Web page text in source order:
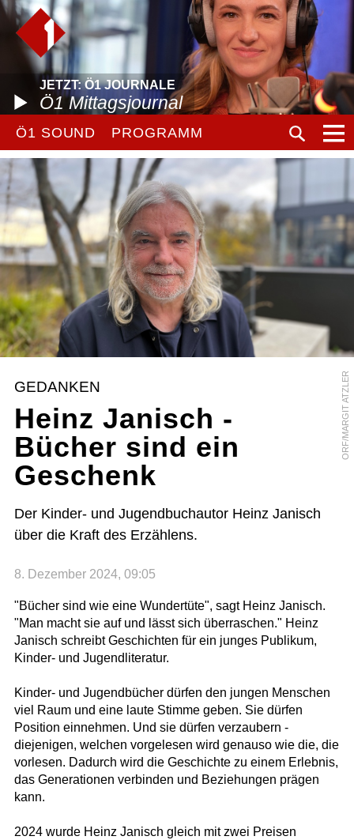
JETZT: Ö1 JOURNALE
Ö1 Mittagsjournal
Ö1 SOUND PROGRAMM
ORF/MARGIT ATZLER
GEDANKEN
Heinz Janisch -
Bücher sind ein
Geschenk
Der Kinder- und Jugendbuchautor Heinz Janisch
über die Kraft des Erzählens.
8. Dezember 2024, 09:05
"Bücher sind wie eine Wundertüte", sagt Heinz Janisch.
"Man macht sie auf und lässt sich überraschen." Heinz
Janisch schreibt Geschichten für ein junges Publikum,
Kinder- und Jugendliteratur.
Kinder- und Jugendbücher dürfen den jungen Menschen
viel Raum und eine laute Stimme geben. Sie dürfen
Position einnehmen. Und sie dürfen verzaubern -
diejenigen, welchen vorgelesen wird genauso wie die, die
vorlesen. Dadurch wird die Geschichte zu einem Erlebnis,
das Generationen verbinden und Beziehungen prägen
kann.
2024 wurde Heinz Janisch gleich mit zwei Preisen